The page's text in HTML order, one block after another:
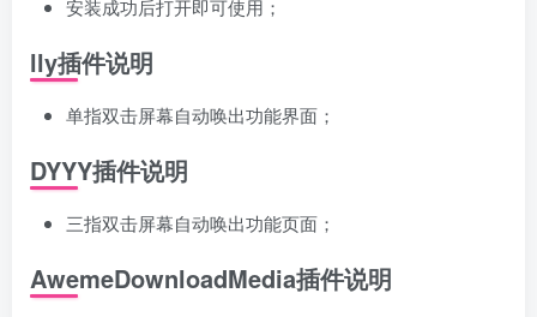
安装成功后打开即可使用；
lly插件说明
单指双击屏幕自动唤出功能界面；
DYYY插件说明
三指双击屏幕自动唤出功能页面；
AwemeDownloadMedia插件说明